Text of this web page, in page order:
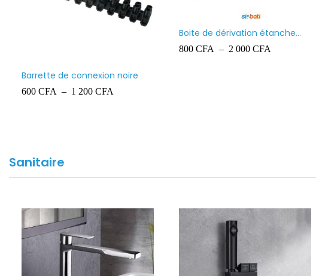
Grillage avertisseur 100 mètres
11 000 CFA
Sanitaire
Colonne de douche en acier
inoxydable, multifonctions
avec Jets de Massage corporel,
pommeau de douche
95 000CFA